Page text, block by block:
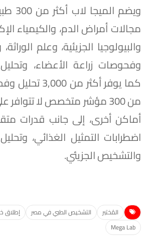
مجالات أمراض الدم، والكيمياء
والبيولوجيا الجزيئية، وعلم
وفحوصات زراعة الأعضاء،
كما يوفر أكثر
من 300 مؤشر متخصص لا
أماكن أخرى، إلى جانب قدرات
اضطرابات التمثيل الغذائي،
والتشخيص الجزيئي.
المُختبر التشخيص الطبي في مصر
إطلاق
Mega Lab